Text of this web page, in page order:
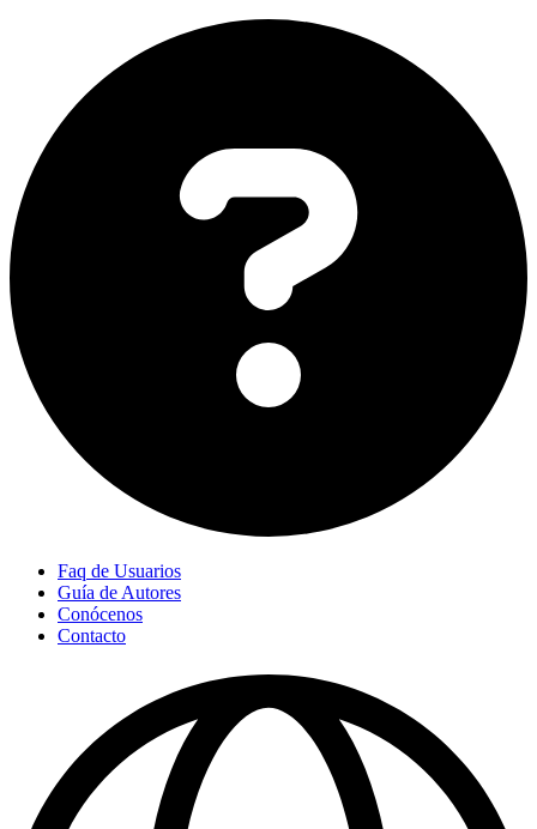
Faq de Usuarios
Guía de Autores
Conócenos
Contacto